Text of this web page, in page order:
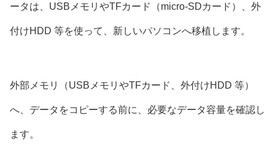
ータは、USBメモリやTFカード（micro-SDカード）、外
付けHDD 等を使って、新しいパソコンへ移植します。
外部メモリ（USBメモリやTFカード、外付けHDD 等）
へ、データをコピーする前に、必要なデータ容量を確認し
ます。